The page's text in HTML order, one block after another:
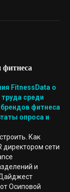
фитнеса
FitnessData о
среди
фитнеса
опроса и
Как
директором сети
и
Осиповой